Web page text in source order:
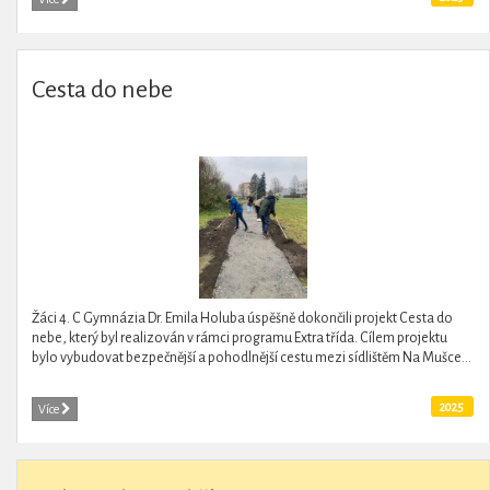
Cesta do nebe
Žáci 4. C Gymnázia Dr. Emila Holuba úspěšně dokončili projekt Cesta do
nebe, který byl realizován v rámci programu Extra třída. Cílem projektu
bylo vybudovat bezpečnější a pohodlnější cestu mezi sídlištěm Na Mušce...
Více 2025